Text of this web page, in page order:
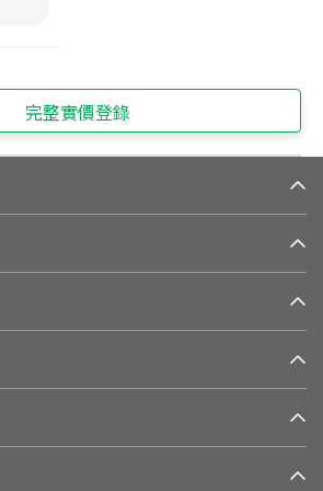
完整實價登錄